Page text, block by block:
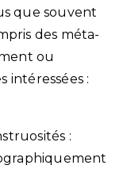
que souvent
des méta-
ou
intéressées :
: